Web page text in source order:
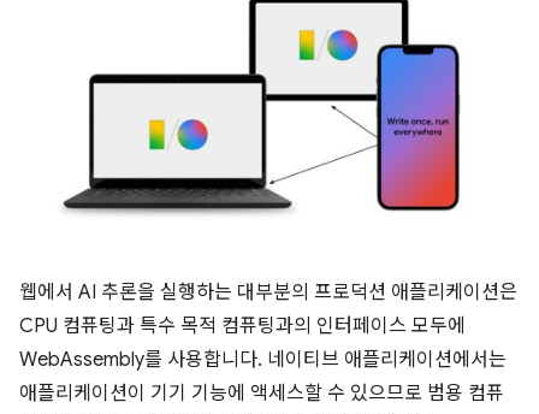
웹에서 AI 추론을 실행하는 대부분의 프로덕션 애플리케이션은
CPU 컴퓨팅과 특수 목적 컴퓨팅과의 인터페이스 모두에
WebAssembly를 사용합니다. 네이티브 애플리케이션에서는
애플리케이션이 기기 기능에 액세스할 수 있으므로 범용 컴퓨